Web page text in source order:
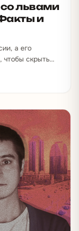
львами
и
а его
чтобы скрыть